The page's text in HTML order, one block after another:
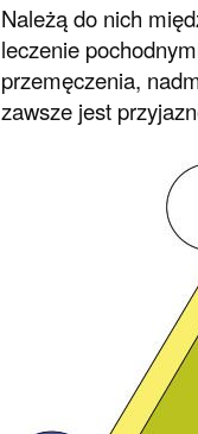
Należą do nich
leczenie
przemęczenia,
zawsze jest